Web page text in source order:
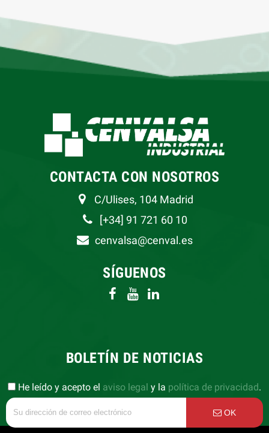
CONTACTA CON NOSOTROS
C/Ulises, 104 Madrid
[+34] 91 721 60 10
cenvalsa@cenval.es
SÍGUENOS
BOLETÍN DE NOTICIAS
He leído y acepto el aviso legal y la política de privacidad.
OK